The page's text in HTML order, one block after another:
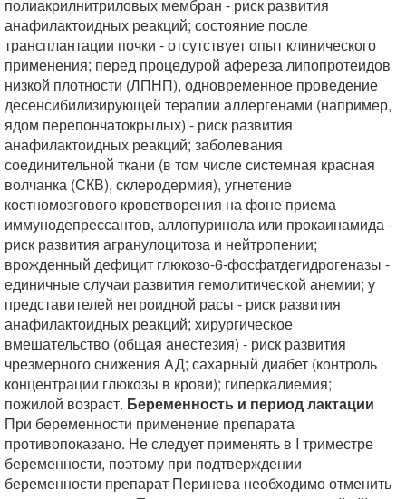
полиакрилнитриловых мембран - риск развития
анафилактоидных реакций; состояние после
трансплантации почки - отсутствует опыт клинического
применения; перед процедурой афереза липопротеидов
низкой плотности (ЛПНП), одновременное проведение
десенсибилизирующей терапии аллергенами (например,
ядом перепончатокрылых) - риск развития
анафилактоидных реакций; заболевания
соединительной ткани (в том числе системная красная
волчанка (СКВ), склеродермия), угнетение
костномозгового кроветворения на фоне приема
иммунодепрессантов, аллопуринола или прокаинамида -
риск развития агранулоцитоза и нейтропении;
врожденный дефицит глюкозо-6-фосфатдегидрогеназы -
единичные случаи развития гемолитической анемии; у
представителей негроидной расы - риск развития
анафилактоидных реакций; хирургическое
вмешательство (общая анестезия) - риск развития
чрезмерного снижения АД; сахарный диабет (контроль
концентрации глюкозы в крови); гиперкалиемия;
пожилой возраст. Беременность и период лактации
При беременности применение препарата
противопоказано. Не следует применять в I триместре
беременности, поэтому при подтверждении
беременности препарат Перинева необходимо отменить